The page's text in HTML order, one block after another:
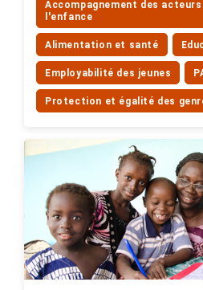
Accompagnement des
l'enfance
Alimentation et santé
Employabilité des jeunes
Protection et égalité des